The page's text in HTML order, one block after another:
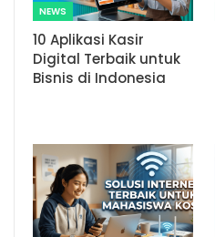
NEWS
10 Aplikasi Kasir
Digital Terbaik untuk
Bisnis di Indonesia